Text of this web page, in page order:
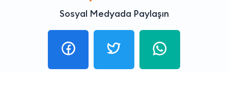
Sosyal Medyada Paylaşın